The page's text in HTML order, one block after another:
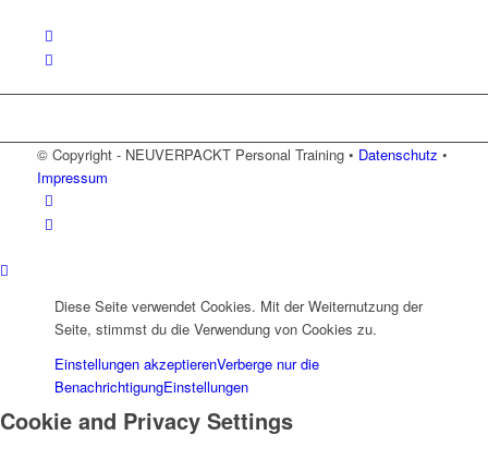
© Copyright - NEUVERPACKT Personal Training • Datenschutz •
Impressum
Diese Seite verwendet Cookies. Mit der Weiternutzung der
Seite, stimmst du die Verwendung von Cookies zu.
Einstellungen akzeptierenVerberge nur die
BenachrichtigungEinstellungen
Cookie and Privacy Settings